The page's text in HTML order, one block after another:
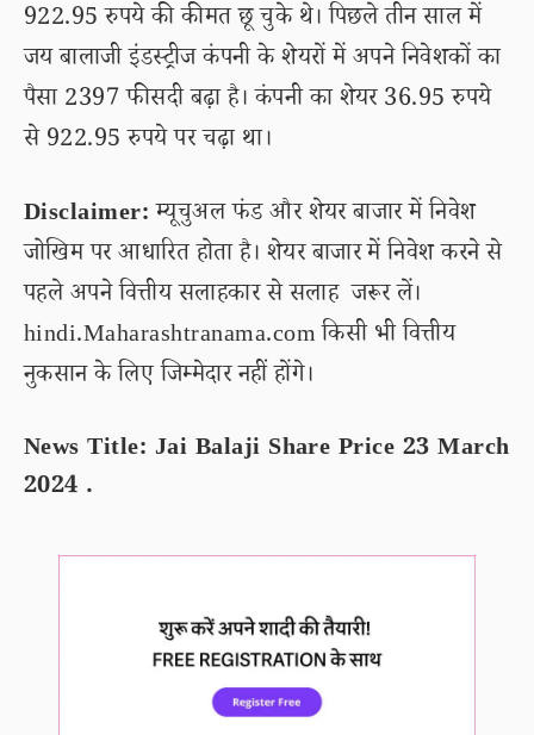
922.95 रुपये की कीमत छू चुके थे। पिछले तीन साल में
जय बालाजी इंडस्ट्रीज कंपनी के शेयरों में अपने निवेशकों का
पैसा 2397 फीसदी बढ़ा है। कंपनी का शेयर 36.95 रुपये
से 922.95 रुपये पर चढ़ा था।
Disclaimer:म्यूचुअल फंड और शेयर बाजार में निवेश
जोखिम पर आधारित होता है। शेयर बाजार में निवेश करने से
पहले अपने वित्तीय सलाहकार से सलाह जरूर लें।
hindi.Maharashtranama.com किसी भी वित्तीय
नुकसान के लिए जिम्मेदार नहीं होंगे।
News Title: Jai Balaji Share Price 23 March
2024 .